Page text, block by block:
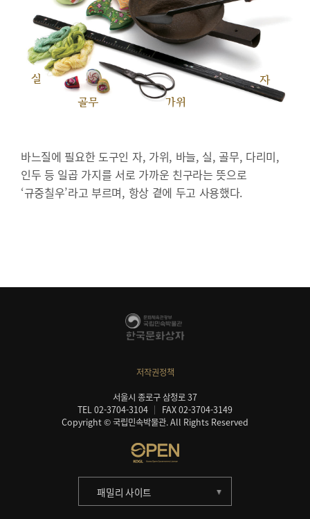
실
골무
가위
자
바느질에 필요한 도구인 자, 가위, 바늘, 실, 골무, 다리미,
인두 등 일곱 가지를 서로 가까운 친구라는 뜻으로
‘규중칠우’라고 부르며, 항상 곁에 두고 사용했다.
저작권정책
서울시 종로구 삼청로 37
TEL 02-3704-3104
FAX 02-3704-3149
Copyright © 국립민속박물관. All Rights Reserved
패밀리 사이트